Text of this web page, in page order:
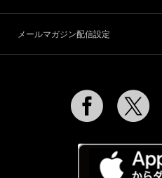
メールマガジン配信設定
Facebook Twitter